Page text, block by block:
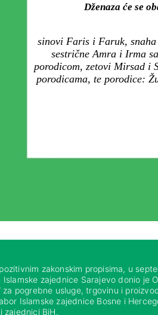
Dženaza će se
sinovi Faris i Faruk,
sestrične Amra i Irma
porodicom, zetovi Mirsad i
porodicama, te porodice:
zakonskim propisima, u
Islamske zajednice Sarajevo donio je
za pogrebne usluge, trgovinu i
Islamske zajednice Bosne i
zajednici BiH.